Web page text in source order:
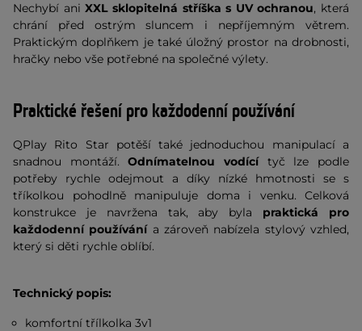
Nechybí aniXXL sklopitelná stříška s UV ochranou, která
chrání před ostrým sluncem i nepříjemným větrem.
Praktickým doplňkem je také úložný prostor na drobnosti,
hračky nebo vše potřebné na společné výlety.
Praktické řešení pro každodenní používání
QPlay Rito Star potěší také jednoduchou manipulací a
snadnou montáží.Odnímatelnou vodící tyč lze podle
potřeby rychle odejmout a díky nízké hmotnosti se s
tříkolkou pohodlně manipuluje doma i venku. Celková
konstrukce je navržena tak, aby byla praktická pro
každodenní používání a zároveň nabízela stylový vzhled,
který si děti rychle oblíbí.
Technický popis:
komfortní třílkolka 3v1